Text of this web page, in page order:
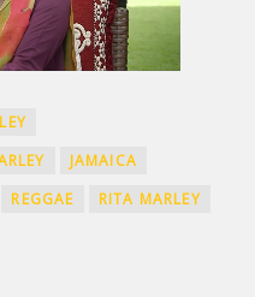
JAMAICA
REGGAE
RITA MARLEY